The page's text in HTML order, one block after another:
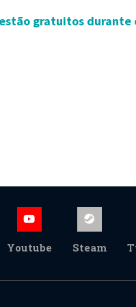
gratuitos durante
Youtube Steam